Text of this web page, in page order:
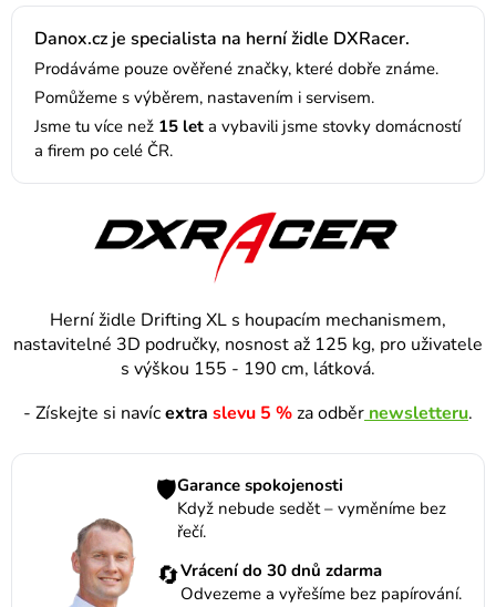
Danox.cz je specialista na herní židle DXRacer.
Prodáváme pouze ověřené značky, které dobře známe.
Pomůžeme s výběrem, nastavením i servisem.
Jsme tu více než 15 let a vybavili jsme stovky domácností
a firem po celé ČR.
Herní židle Drifting XL s houpacím mechanismem,
nastavitelné 3D područky, nosnost až 125 kg, pro uživatele
s výškou 155 - 190 cm, látková.
- Získejte si navícextra slevu 5 %za odběr newsletteru.
🛡️Garance spokojenosti
Když nebude sedět – vyměníme bez
řečí.
🔄Vrácení do 30 dnů zdarma
Odvezeme a vyřešíme bez papírování.